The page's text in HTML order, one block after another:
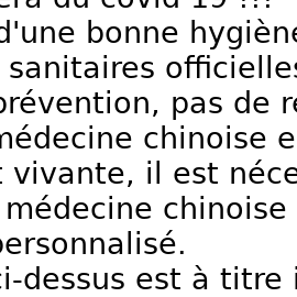
bonne
sanitaires
pas de
chinoise
vivante, il est
dessus est à